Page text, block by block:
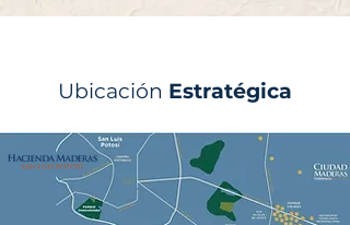
Ubicación Estratégica